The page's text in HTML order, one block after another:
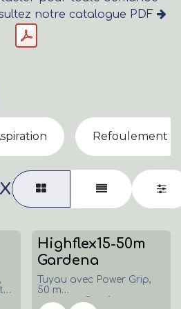
notre catalogue PDF
Refoulement
Highflex15-50m
Gardena
Tuyau avec Power Grip,
50 m
Le tuyau Comfort